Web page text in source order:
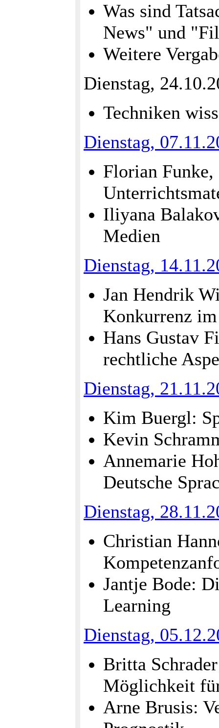
Was sind
News" und
Weitere
Dienstag,
Techniken
Dienstag,
Florian
Iliyana
Medien
Dienstag,
Jan Hendrik
Konkurrenz
Hans Gustav
rechtliche
Dienstag,
Kim Buergl:
Kevin
Annemarie
Deutsche
Dienstag,
Christian
Jantje Bode:
Learning
Dienstag,
Britta
Möglichkeit
Arne Brusis: